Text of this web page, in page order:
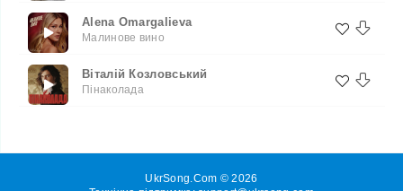
Alena Omargalieva
Малинове вино
Віталій Козловський
Пінаколада
UkrSong.Com © 2026